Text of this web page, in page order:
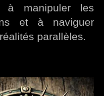
à manipuler les
et à naviguer
parallèles.